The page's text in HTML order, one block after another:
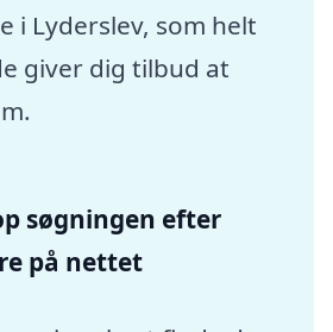
i Lyderslev, som helt
giver dig tilbud at
søgningen efter
på nettet